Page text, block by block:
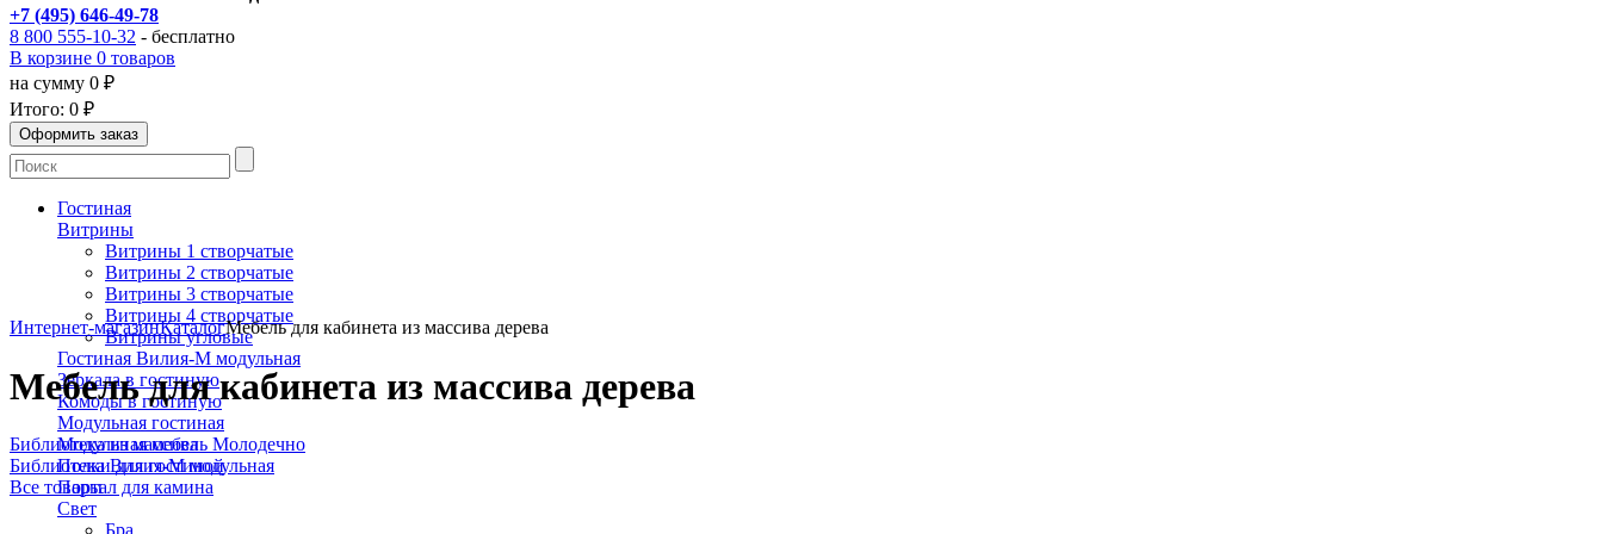
+7 (495) 646-49-78
8 800 555-10-32 - бесплатно
В корзине 0 товаров
на сумму 0 ₽
Итого: 0 ₽
Гостиная
Витрины
Витрины 1 створчатые
Витрины 2 створчатые
Витрины 3 створчатые
Витрины 4 створчатые
Витрины угловые
Гостиная Вилия-М модульная
Зеркала в гостиную
Комоды в гостиную
Модульная гостиная
Модульная мебель Молодечно
Полки для гостиной
Портал для камина
Свет
Интернет-магазинКаталогМебель для кабинета из массива дерева
Мебель для кабинета из массива дерева
Библиотека из массива
Библиотека Вилия-М модульная
Все товары